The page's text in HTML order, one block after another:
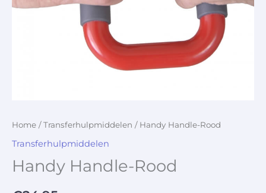
Home /Transferhulpmiddelen / Handy Handle-Rood
Transferhulpmiddelen
Handy Handle-Rood